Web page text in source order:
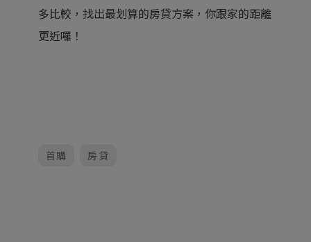
多比較，找出最划算的房貸方案，你跟家的距離
更近囉！
首購 房貸